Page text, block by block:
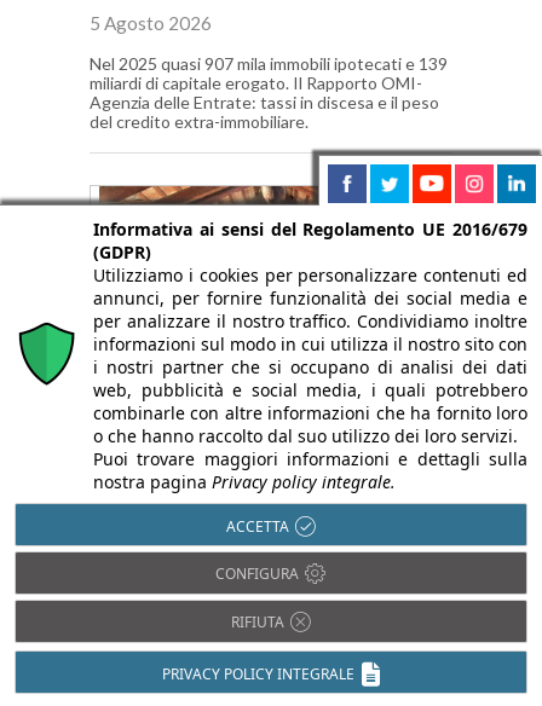
5 Agosto 2026
Nel 2025 quasi 907 mila immobili ipotecati e 139
miliardi di capitale erogato. Il Rapporto OMI-
Agenzia delle Entrate: tassi in discesa e il peso
del credito extra-immobiliare.
Premio Architettura Città di Oderzo
2026: pubblicato il bando della XX
edizione
4 Agosto 2026
Pubblicato il bando della XX edizione del Premio
Architettura Città di Oderzo, con una nuova
menzione sul restauro.
Informativa ai sensi del Regolamento UE 2016/679
(GDPR)
Utilizziamo i cookies per personalizzare contenuti ed
annunci, per fornire funzionalità dei social media e
per analizzare il nostro traffico. Condividiamo inoltre
informazioni sul modo in cui utilizza il nostro sito con
i nostri partner che si occupano di analisi dei dati
web, pubblicità e social media, i quali potrebbero
combinarle con altre informazioni che ha fornito loro
o che hanno raccolto dal suo utilizzo dei loro servizi.
Puoi trovare maggiori informazioni e dettagli sulla
nostra pagina Privacy policy integrale.
ACCETTA
CONFIGURA
RIFIUTA
PRIVACY POLICY INTEGRALE